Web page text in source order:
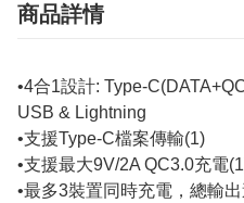
商品詳情
•4合1設計: Type-
USB & Lightning
•支援Type-C檔案傳輸(1)
•支援最大9V/2A QC3.0充電
•最多3裝置同時充電，總輸